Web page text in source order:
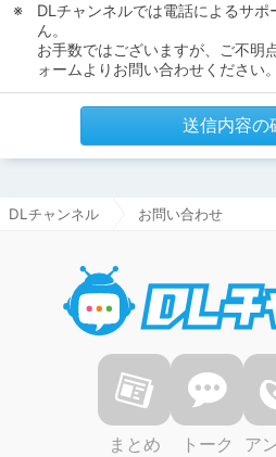
DLチャンネルでは電話によるサ
ん。
お手数ではございますが、ご不明
ォームよりお問い合わせください。
送信内容の
DLチャンネル お問い合わせ
まとめ トーク ア